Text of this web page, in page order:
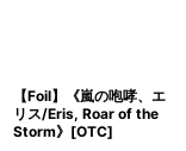
【Foil】《嵐の咆哮、エ
リス/Eris, Roar of the
Storm》[OTC]